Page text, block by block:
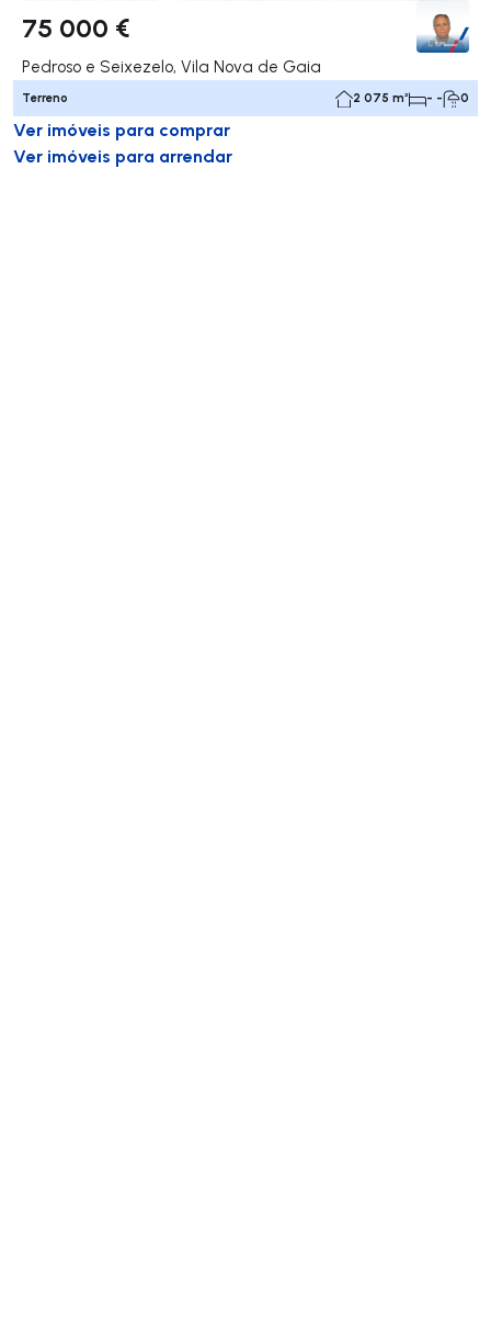
75 000 €
Pedroso e Seixezelo, Vila Nova de Gaia
Terreno 2 075 m² - - 0
Ver imóveis para comprar
Ver imóveis para arrendar